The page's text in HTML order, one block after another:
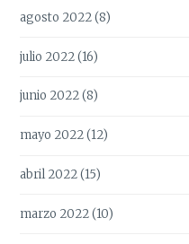
agosto 2022(8)
julio 2022(16)
junio 2022(8)
mayo 2022(12)
abril 2022(15)
marzo 2022(10)